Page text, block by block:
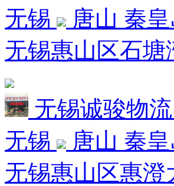
无锡
唐山 秦
无锡惠山区石
无锡诚骏物流
无锡
唐山 秦皇
无锡惠山区惠澄